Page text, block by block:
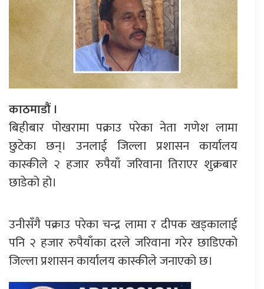
काठमाडौं ।
बिहीबार पोखरामा पक्राउ परेका नेता गणेश लामा
छुटेका छन्। उनलाई जिल्ला प्रशासन कार्यालय
कास्कीले २ हजार रुपैयाँ जरिवाना तिराएर शुक्रबार
छाडेको हो।
उनीसँगै पक्राउ परेका चन्द्र लामा र दीपक खड्कालाई
पनि २ हजार रुपैयाँका दरले जरिवाना गरेर छाडिएको
जिल्ला प्रशासन कार्यालय कास्कीले जनाएको छ।